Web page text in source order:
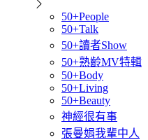
50+People
50+Talk
50+讀者Show
50+熟齡MV特輯
50+Body
50+Living
50+Beauty
神經很有事
張曼娟我輩中人